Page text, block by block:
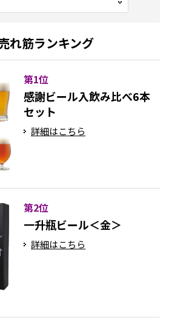
れ筋ランキング
第1位
感謝ビール入飲み比べ6本
セット
詳細はこちら
第2位
一升瓶ビール＜金＞
詳細はこちら